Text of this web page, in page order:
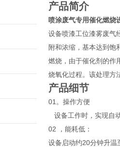
产品简介
喷涂废气专用催化燃烧
设备喷漆工位漆雾废气
附和浓缩，基本达到饱
燃烧，由于催化剂的作
烧氧化过程。该处理方
产品细节
01。操作方便
设备工作时，实现自
02 ，能耗低：
设备启动约20分钟升温